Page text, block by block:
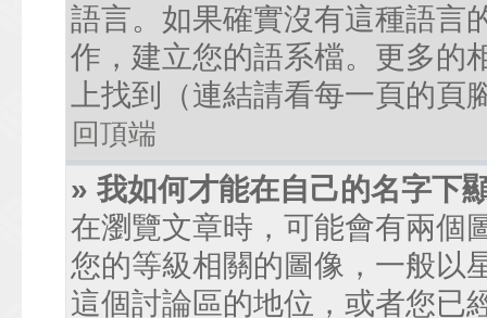
語言。如果確實沒有這種語言
作，建立您的語系檔。更多的
上找到（連結請看每一頁的頁
回頂端
» 我如何才能在自己的名字下
在瀏覽文章時，可能會有兩個
您的等級相關的圖像，一般以
這個討論區的地位，或者您已